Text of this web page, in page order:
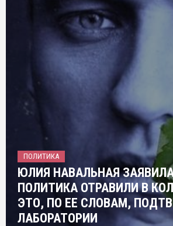
ПОЛИТИКА
ЮЛИЯ НАВАЛЬНАЯ
ПОЛИТИКА ОТРАВИЛИ В
ЭТО, ПО ЕЕ СЛОВАМ,
ЛАБОРАТОРИИ